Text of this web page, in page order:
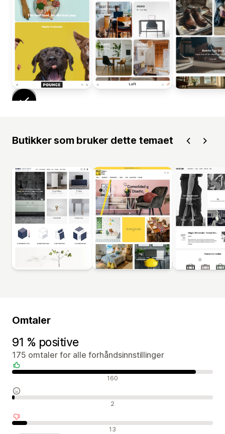
Butikker som bruker dette temaet
Omtaler
91 % positive
175 omtaler for alle forhåndsinnstillinger
Positive omtaler 160
Nøytrale omtaler 2
Negative omtaler 13